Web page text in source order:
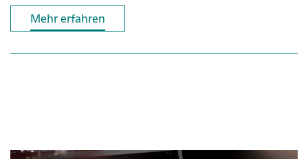
Mehr erfahren
Mehr erfahren